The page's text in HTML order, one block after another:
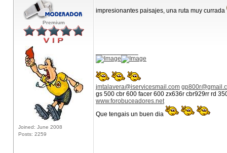
Premium
Joined: June 2008
Posts: 2259
impresionantes paisajes, una ruta muy currada
jmtalavera@iservicesmail.com
gs 500 cbr 600 facer 600 zx636r cbr929rr rd
www.forobuceadores.net
Que tengais un buen dia